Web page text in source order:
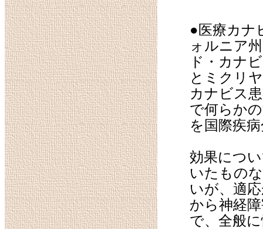
●医療カナ
ォルニア
ド・カナ
とミクリ
カナビス
で何らか
を国際疾
効果につ
いたもの
いが、適
から神経
で、全般